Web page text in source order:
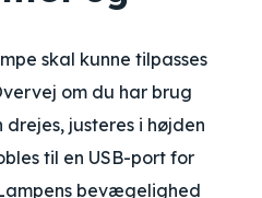
skal kunne tilpasses
om du har brug
justeres i højden
til en USB-port for
bevægelighed